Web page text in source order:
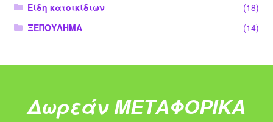
Είδη κατοικίδιων
(18)
ΞΕΠΟΥΛΗΜΑ
(14)
Δωρεάν ΜΕΤΑΦΟΡΙΚΑ